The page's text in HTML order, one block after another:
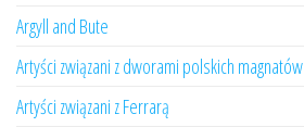
Argyll and Bute
Artyści związani z dworami polskich magnatów
Artyści związani z Ferrarą